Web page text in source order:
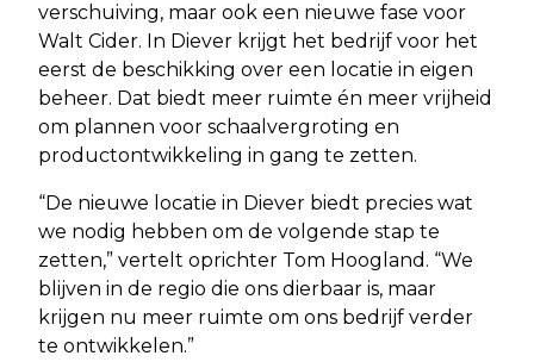
verschuiving, maar ook een nieuwe fase voor
Walt Cider. In Diever krijgt het bedrijf voor het
eerst de beschikking over een locatie in eigen
beheer. Dat biedt meer ruimte én meer vrijheid
om plannen voor schaalvergroting en
productontwikkeling in gang te zetten.
“De nieuwe locatie in Diever biedt precies wat
we nodig hebben om de volgende stap te
zetten,” vertelt oprichter Tom Hoogland. “We
blijven in de regio die ons dierbaar is, maar
krijgen nu meer ruimte om ons bedrijf verder
te ontwikkelen.”